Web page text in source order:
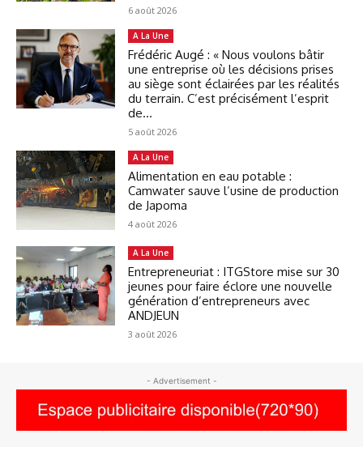
6 août 2026
A La Une
Frédéric Augé : « Nous voulons bâtir
une entreprise où les décisions prises
au siège sont éclairées par les réalités
du terrain. C’est précisément l’esprit
de...
5 août 2026
A La Une
Alimentation en eau potable :
Camwater sauve l’usine de production
de Japoma
4 août 2026
A La Une
Entrepreneuriat : ITGStore mise sur 30
jeunes pour faire éclore une nouvelle
génération d’entrepreneurs avec
ANDJEUN
3 août 2026
- Advertisement -